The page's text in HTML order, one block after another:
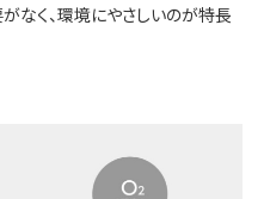
なく、環境にやさしいのが特長